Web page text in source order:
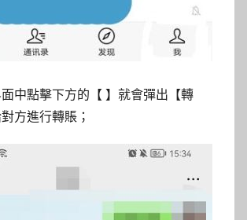
中點擊下方的【 】就會彈出【轉
方進行轉賬；